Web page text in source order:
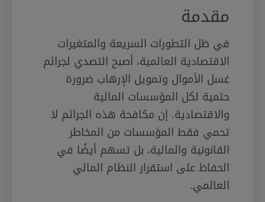
مقدمة
في ظل التطورات السريعة والمتغيرات
الاقتصادية العالمية، أصبح التصدي لجرائم
غسل الأموال وتمويل الإرهاب ضرورة
حتمية لكل المؤسسات المالية
والاقتصادية. إن مكافحة هذه الجرائم لا
تحمي فقط المؤسسات من المخاطر
القانونية والمالية، بل تسهم أيضًا في
الحفاظ على استقرار النظام المالي
العالمي.